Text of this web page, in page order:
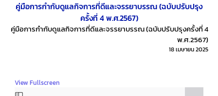
คู่มือการกำกับดูแลกิจการที่ดีและจรรยาบรรณ (ฉบับปรับปรุง
ครั้งที่ 4 พ.ศ.2567)
คู่มือการกำกับดูแลกิจการที่ดีและจรรยาบรรณ (ฉบับปรับปรุงครั้งที่ 4
พ.ศ.2567)
18 เมษายน 2025
View Fullscreen